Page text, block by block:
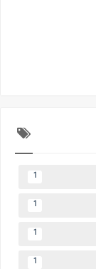
1
1
1
1